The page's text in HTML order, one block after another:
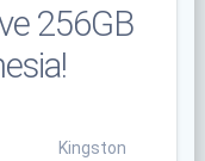
256GB
Kingston